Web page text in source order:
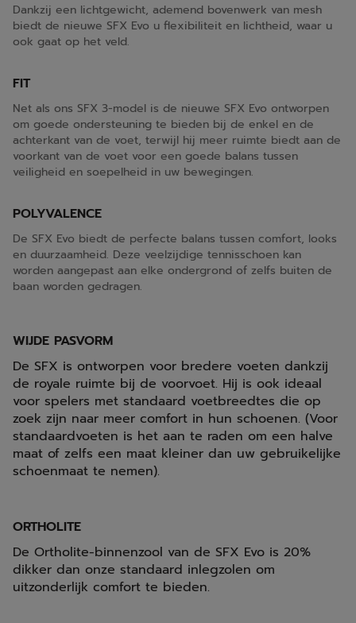
Dankzij een lichtgewicht, ademend bovenwerk van mesh
biedt de nieuwe SFX Evo u flexibiliteit en lichtheid, waar u
ook gaat op het veld.
FIT
Net als ons SFX 3-model is de nieuwe SFX Evo ontworpen
om goede ondersteuning te bieden bij de enkel en de
achterkant van de voet, terwijl hij meer ruimte biedt aan de
voorkant van de voet voor een goede balans tussen
veiligheid en soepelheid in uw bewegingen.
POLYVALENCE
De SFX Evo biedt de perfecte balans tussen comfort, looks
en duurzaamheid. Deze veelzijdige tennisschoen kan
worden aangepast aan elke ondergrond of zelfs buiten de
baan worden gedragen.
WIJDE PASVORM
De SFX is ontworpen voor bredere voeten dankzij
de royale ruimte bij de voorvoet. Hij is ook ideaal
voor spelers met standaard voetbreedtes die op
zoek zijn naar meer comfort in hun schoenen. (Voor
standaardvoeten is het aan te raden om een halve
maat of zelfs een maat kleiner dan uw gebruikelijke
schoenmaat te nemen).
ORTHOLITE
De Ortholite-binnenzool van de SFX Evo is 20%
dikker dan onze standaard inlegzolen om
uitzonderlijk comfort te bieden.